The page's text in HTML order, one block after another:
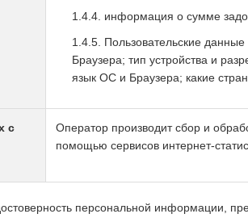
1.4.4. информация о сумме
1.4.5. Пользовательские
Браузера; тип устройства и
язык ОС и Браузера; какие
с
Оператор производит сбор и
помощью сервисов интернет-
персональной информации,